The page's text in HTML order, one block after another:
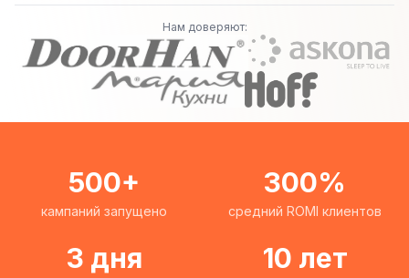
Нам доверяют:
500+
кампаний запущено
300%
средний ROMI клиентов
3 дня 10 лет